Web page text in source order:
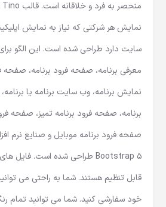
نمایش هر شرکتی که نیاز به نمایش
سایت دارد طراحی شده است. این الگو
معرفی برنامه، صفحه فرود برنامه، صفحه
نمایش برنامه، وب سایت برنامه یا برنامه،
برنامه، صفحه فرود برنامه تمیز، صفحه
صفحه فرود برنامه موبایل و صنایع نرم
قابل تنظیم هستند. شما به راحتی می
خود سفارشی کنید. شما می توانید تمام